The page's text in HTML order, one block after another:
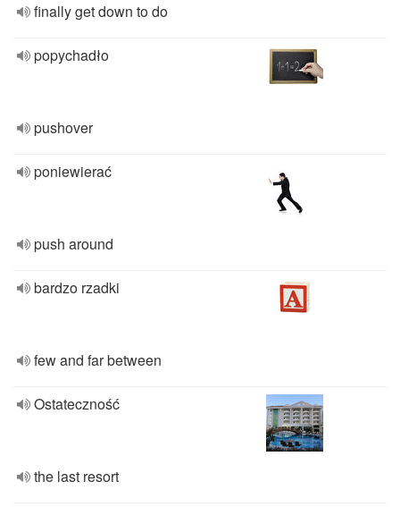
finally get down to do
popychadło
pushover
poniewierać
push around
bardzo rzadki
few and far between
Ostateczność
the last resort